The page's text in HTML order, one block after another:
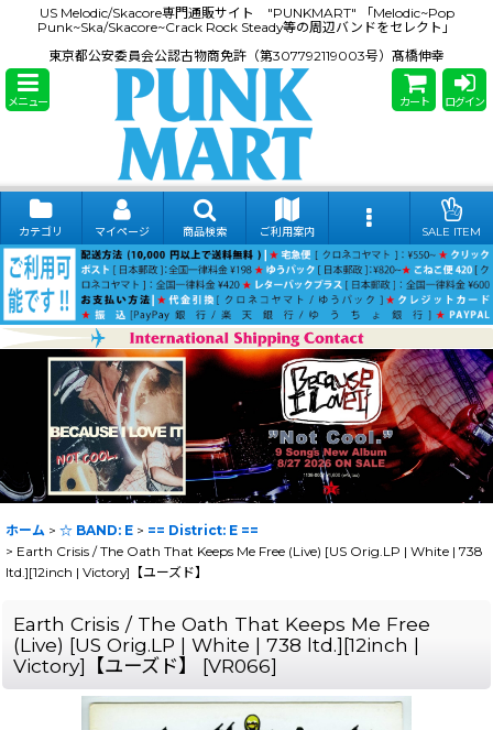
US Melodic/Skacore専門通販サイト "PUNKMART" 「Melodic~Pop
Punk~Ska/Skacore~Crack Rock Steady等の周辺バンドをセレクト」
東京都公安委員会公認古物商免許（第307792119003号）髙橋伸幸
メニュー カート ログイン
カテゴリ マイページ 商品検索 ご利用案内 SALE ITEM
ホーム > ☆ BAND: E > == District: E ==
> Earth Crisis / The Oath That Keeps Me Free (Live) [US Orig.LP | White | 738
ltd.][12inch | Victory]【ユーズド】
Earth Crisis / The Oath That Keeps Me Free
(Live) [US Orig.LP | White | 738 ltd.][12inch |
Victory]【ユーズド】
[VR066]